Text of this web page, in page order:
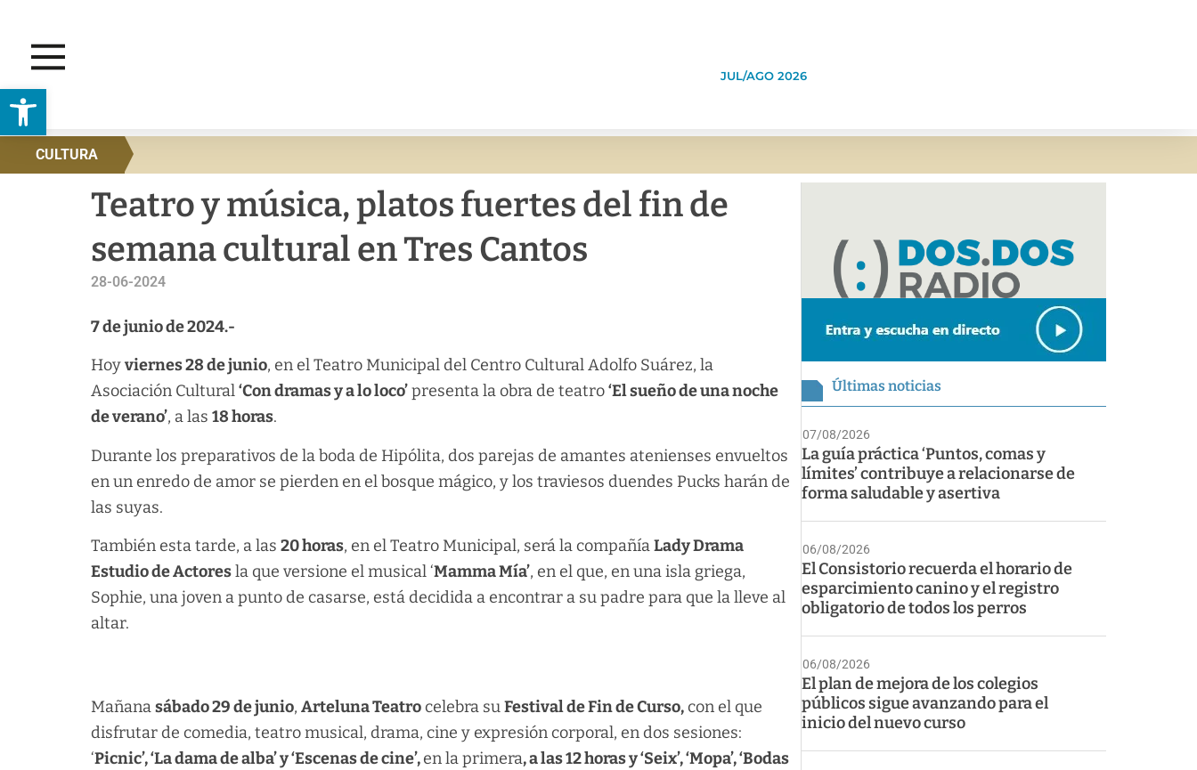
JUL/AGO 2026
CULTURA
Teatro y música, platos fuertes del fin de
semana cultural en Tres Cantos
28-06-2024
7 de junio de 2024.-
Hoyviernes 28 de junio, en el Teatro Municipal del Centro Cultural Adolfo Suárez, la
Asociación Cultural‘Con dramas y a lo loco’presenta la obra de teatro‘El sueño de una noche
de verano’, a las 18 horas.
Durante los preparativos de la boda de Hipólita, dos parejas de amantes atenienses envueltos
en un enredo de amor se pierden en el bosque mágico, y los traviesos duendes Pucks harán de
las suyas.
También esta tarde, a las 20 horas, en el Teatro Municipal, será la compañíaLady Drama
Estudio de Actoresla que versione el musical ‘Mamma Mía’, en el que, en una isla griega,
Sophie, una joven a punto de casarse, está decidida a encontrar a su padre para que la lleve al
altar.
Mañanasábado 29 de junio, Arteluna Teatrocelebra suFestival de Fin de Curso,con el que
disfrutar de comedia, teatro musical, drama, cine y expresión corporal, en dos sesiones:
‘Picnic’, ‘La dama de alba’ y ‘Escenas de cine’,en la primera, a las 12 horas y ‘Seix’, ‘Mopa’, ‘Bodas
Últimas noticias
07/08/2026
La guía práctica ‘Puntos, comas y
límites’ contribuye a relacionarse de
forma saludable y asertiva
06/08/2026
El Consistorio recuerda el horario de
esparcimiento canino y el registro
obligatorio de todos los perros
06/08/2026
El plan de mejora de los colegios
públicos sigue avanzando para el
inicio del nuevo curso
Abrir barra de herramientas